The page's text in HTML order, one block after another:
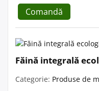
Comandă
Făină integrală
Categorie: Produse de